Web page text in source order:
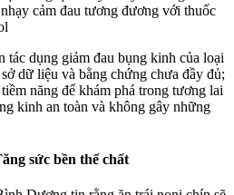
cảm đau tương đương với thuốc
tác dụng giảm đau bụng kinh của loại
dữ liệu và bằng chứng chưa đầy đủ;
năng để khám phá trong tương lai
kinh an toàn và không gây những
sức bền thể chất